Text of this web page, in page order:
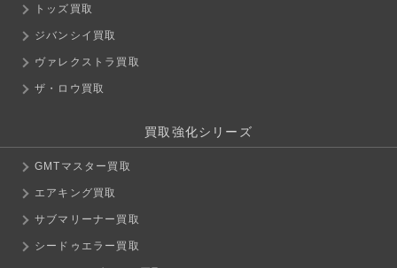
トッズ買取
ジバンシイ買取
ヴァレクストラ買取
ザ・ロウ買取
買取強化シリーズ
GMTマスター買取
エアキング買取
サブマリーナー買取
シードゥエラー買取